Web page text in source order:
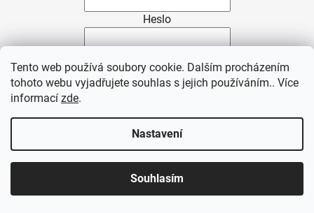
Tento web používá soubory cookie. Dalším procházením
tohoto webu vyjadřujete souhlas s jejich používáním.. Více
informací zde.
Nastavení
Souhlasím
Heslo
PŘIHLÁSIT SE
Nová registraceZapomenuté heslo
Facebook